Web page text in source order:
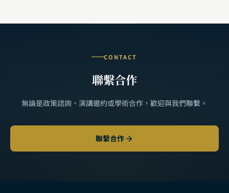
CONTACT
聯繫合作
無論是政策諮詢、演講邀約或學術合作，歡迎與我們聯繫。
聯繫合作